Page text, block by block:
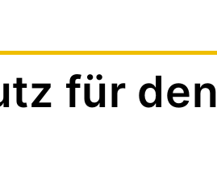
für den